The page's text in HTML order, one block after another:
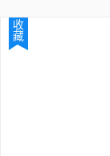
收
藏